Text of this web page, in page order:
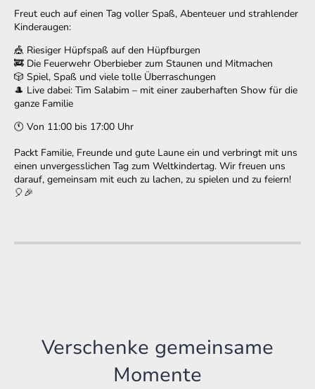
Freut euch auf einen Tag voller Spaß, Abenteuer und strahlender
Kinderaugen:
🎪 Riesiger Hüpfspaß auf den Hüpfburgen
🚒 Die Feuerwehr Oberbieber zum Staunen und Mitmachen
🎲 Spiel, Spaß und viele tolle Überraschungen
🎩 Live dabei: Tim Salabim – mit einer zauberhaften Show für die
ganze Familie
🕚 Von 11:00 bis 17:00 Uhr
Packt Familie, Freunde und gute Laune ein und verbringt mit uns
einen unvergesslichen Tag zum Weltkindertag. Wir freuen uns
darauf, gemeinsam mit euch zu lachen, zu spielen und zu feiern!
🎈🎉
Verschenke gemeinsame
Momente